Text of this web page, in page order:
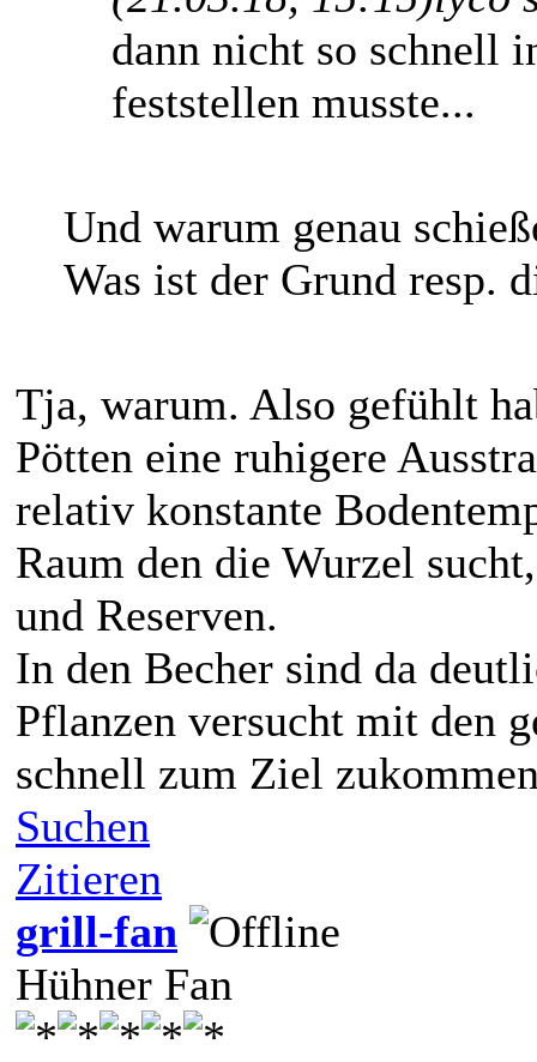
dann nicht so schnell
feststellen musste...
Und warum genau
Was ist der Grund resp.
Tja, warum. Also gefühlt
Pötten eine ruhigere
relativ konstante
Raum den die Wurzel
und Reserven.
In den Becher sind da
Pflanzen versucht mit den
schnell zum Ziel
Suchen
Zitieren
grill-fan
Hühner Fan